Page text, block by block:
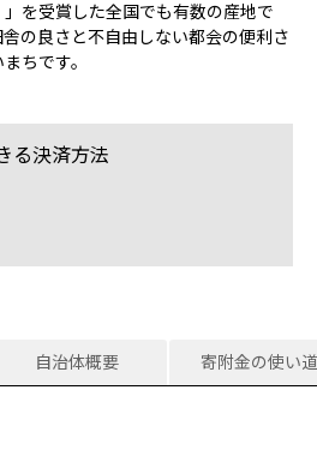
を受賞した全国でも有数の産地で
の良さと不自由しない都会の便利さ
ちです。
る決済方法
自治体概要 寄附金の使い道